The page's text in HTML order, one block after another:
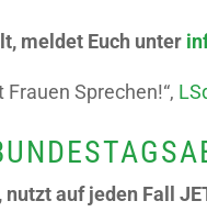
meldet Euch unter
Sprechen!“,
auf jeden Fall